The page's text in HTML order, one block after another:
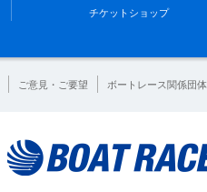
チケットショップ
ご意見・ご要望 ボートレース関係団体